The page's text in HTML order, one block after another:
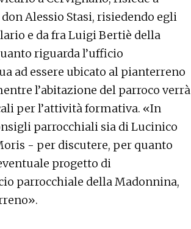
Alessio Stasi, risiedendo egli
e da fra Luigi Bertiè della
riguarda l’ufficio
ad essere ubicato al pianterreno
l’abitazione del parroco verrà
per l’attività formativa. «In
parrocchiali sia di Lucinico
- per discutere, per quanto
progetto di
parrocchiale della Madonnina,